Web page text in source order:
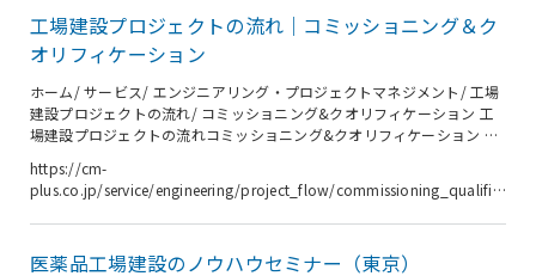
通りに進めるためにタイムリーに行う必要が生じます。 さら...
工場建設プロジェクトの流れ｜コミッショニング＆ク
オリフィケーション
ホーム/ サービス/ エンジニアリング・プロジェクトマネジメント/ 工場
建設プロジェクトの流れ/ コミッショニング&クオリフィケーション 工
場建設プロジェクトの流れコミッショニング&クオリフィケーション 事
段階 試運転 施 設 稼 働 コミッショニング&クオリフィケーションおよび
バリデーションの流れ コミッショニング&クオリフィケーションは試運
転フェーズで最終段階となりますが、設計初期から各段階での確認を行
になります。 &nb...
https://cm-
plus.co.jp/service/engineering/project_flow/commissioning_qualific
医薬品工場建設のノウハウセミナー（東京）